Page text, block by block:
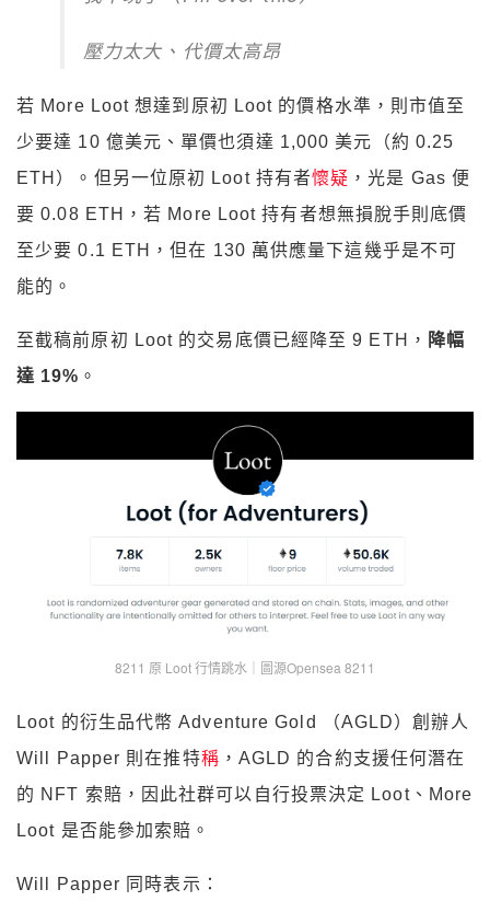
壓力太大、代價太高昂
若 More Loot 想達到原初 Loot 的價格水準，則市值至
少要達 10 億美元、單價也須達 1,000 美元（約 0.25
ETH）。但另一位原初 Loot 持有者懷疑 ，光是 Gas 便
要 0.08 ETH，若 More Loot 持有者想無損脫手則底價
至少要 0.1 ETH，但在 130 萬供應量下這幾乎是不可
能的。
至截稿前原初 Loot 的交易底價已經降至 9 ETH， 降幅
達 19% 。
8211 原 Loot 行情跳水｜圖源Opensea 8211
Loot 的衍生品代幣 Adventure Gold （AGLD）創辦人
Will Papper 則在推特稱 ，AGLD 的合約支援任何潛在
的 NFT 索賠，因此社群可以自行投票決定 Loot、More
Loot 是否能參加索賠。
Will Papper 同時表示：